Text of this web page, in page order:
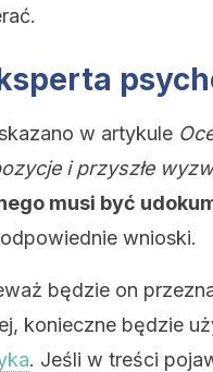
w artykule
i przyszłe
musi być
wnioski.
będzie on
konieczne będzie
. Jeśli w treści